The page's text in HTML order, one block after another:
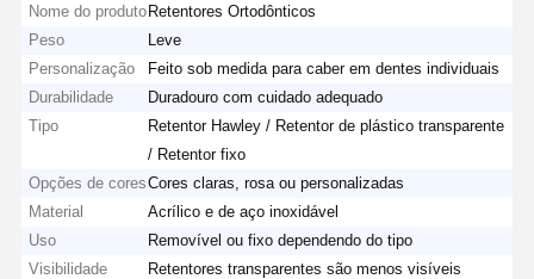
Nome do produto Retentores Ortodônticos
Peso
Leve
Personalização
Feito sob medida para caber em dentes individuais
Durabilidade
Duradouro com cuidado adequado
Tipo
Retentor Hawley / Retentor de plástico transparente
/ Retentor fixo
Opções de coresCores claras, rosa ou personalizadas
Material
Acrílico e de aço inoxidável
Uso
Removível ou fixo dependendo do tipo
Visibilidade
Retentores transparentes são menos visíveis